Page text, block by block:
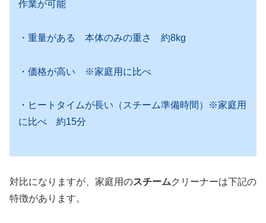
作業が可能
・重量がある 本体のみの重さ 約8kg
・価格が高い ※家庭用に比べ
・ヒートタイムが長い（スチーム準備時間）※家庭用
に比べ 約15分
対比になりますが、家庭用のスチームクリーナーは下記の
特徴があります。